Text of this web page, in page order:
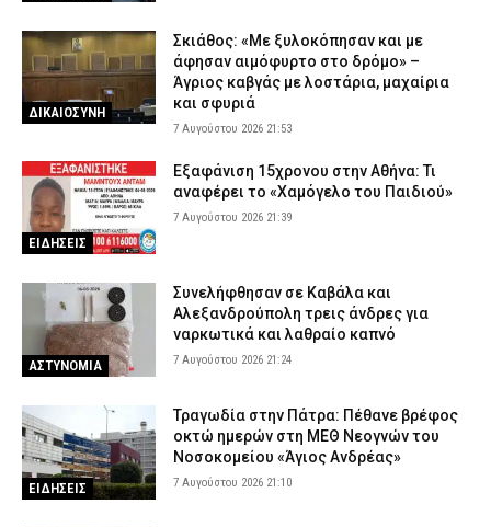
ΔΙΚΑΙΟΣΥΝΗ
Σκιάθος: «Με ξυλοκόπησαν και με
άφησαν αιμόφυρτο στο δρόμο» –
Άγριος καβγάς με λοστάρια, μαχαίρια
και σφυριά
7 Αυγούστου 2026 21:53
ΕΙΔΗΣΕΙΣ
Εξαφάνιση 15χρονου στην Αθήνα: Τι
αναφέρει το «Χαμόγελο του Παιδιού»
7 Αυγούστου 2026 21:39
ΑΣΤΥΝΟΜΙΑ
Συνελήφθησαν σε Καβάλα και
Αλεξανδρούπολη τρεις άνδρες για
ναρκωτικά και λαθραίο καπνό
7 Αυγούστου 2026 21:24
ΕΙΔΗΣΕΙΣ
Τραγωδία στην Πάτρα: Πέθανε βρέφος
οκτώ ημερών στη ΜΕΘ Νεογνών του
Νοσοκομείου «Άγιος Ανδρέας»
7 Αυγούστου 2026 21:10